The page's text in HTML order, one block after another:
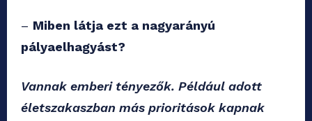
– Miben látja ezt a nagyarányú
pályaelhagyást?
Vannak emberi tényezők. Például adott
életszakaszban más prioritások kapnak